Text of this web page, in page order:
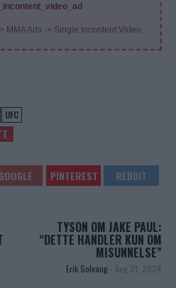
MMA Ads -> Single Incontent Video
UFC
TYSON OM JAKE PAUL:
“DETTE HANDLER KUN OM
MISUNNELSE”
Erik Solvang - Aug 21, 2024